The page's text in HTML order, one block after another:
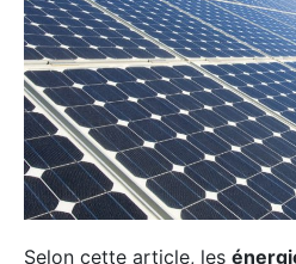
Selon cette article, les